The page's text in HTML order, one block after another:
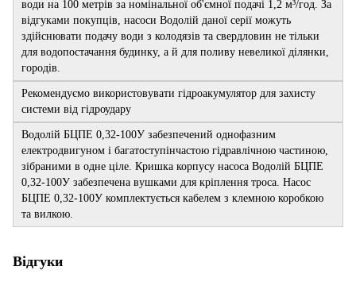
води на 100 метрів за номінальної об'ємної подачі 1,2 м³/год. За
відгуками покупців, насоси Водолій даної серії можуть
здійснювати подачу води з колодязів та свердловин не тільки
для водопостачання будинку, а й для поливу невеликої ділянки,
городів.
Рекомендуємо використовувати гідроакумулятор для захисту
системи від гідроудару
Водолій БЦПЕ 0,32-100У забезпечений однофазним
електродвигуном і багатоступінчастою гідравлічною частиною,
зібраними в одне ціле. Кришка корпусу насоса Водолій БЦПЕ
0,32-100У забезпечена вушками для кріплення троса. Насос
БЦПЕ 0,32-100У комплектується кабелем з клемною коробкою
та вилкою.
Відгуки